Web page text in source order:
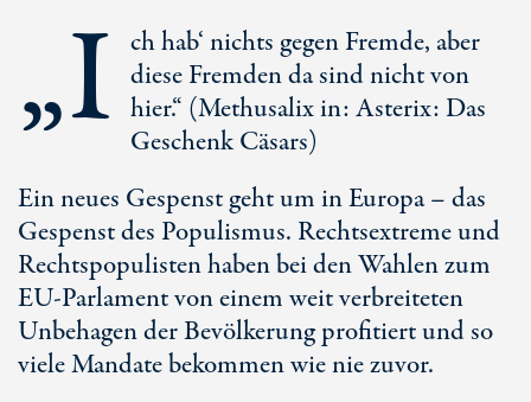
„I ch hab‘ nichts gegen Fremde, aber
diese Fremden da sind nicht von
hier.“ (Methusalix in: Asterix: Das
Geschenk Cäsars)
Ein neues Gespenst geht um in Europa – das
Gespenst des Populismus. Rechtsextreme und
Rechtspopulisten haben bei den Wahlen zum
EU-Parlament von einem weit verbreiteten
Unbehagen der Bevölkerung profitiert und so
viele Mandate bekommen wie nie zuvor.